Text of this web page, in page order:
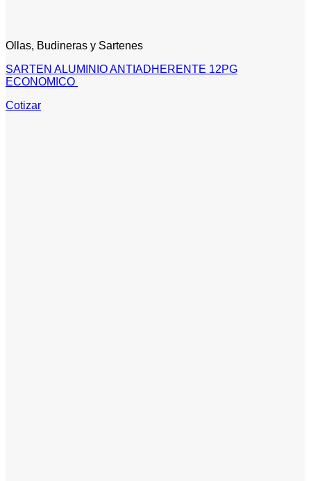
Ollas, Budineras y Sartenes
SARTEN ALUMINIO ANTIADHERENTE 12PG
ECONOMICO
Cotizar